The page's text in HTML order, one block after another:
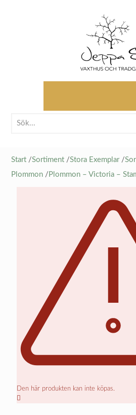
Start /Sortiment /Stora Exemplar /
Plommon / Plommon – Victoria –
Den här produkten kan inte köpas.